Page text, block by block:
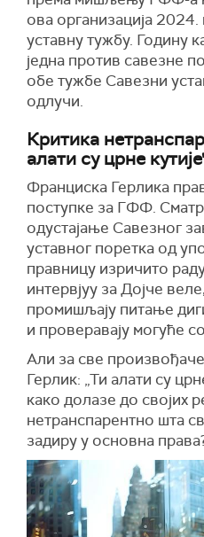
ова организација
уставну тужбу. Годину
једна против савезне
обе тужбе Савезни
одлучи.
Критика
алати су црне
Франциска Герлика
поступке за ГФФ.
одустајање Савезног
уставног поретка од
правницу изричито
интервјуу за Дојче
промишљају питање
и проверавају могуће
Али за све
Герлик: „Ти алати су
како долазе до својих
нетранспарентно шта
задиру у основна